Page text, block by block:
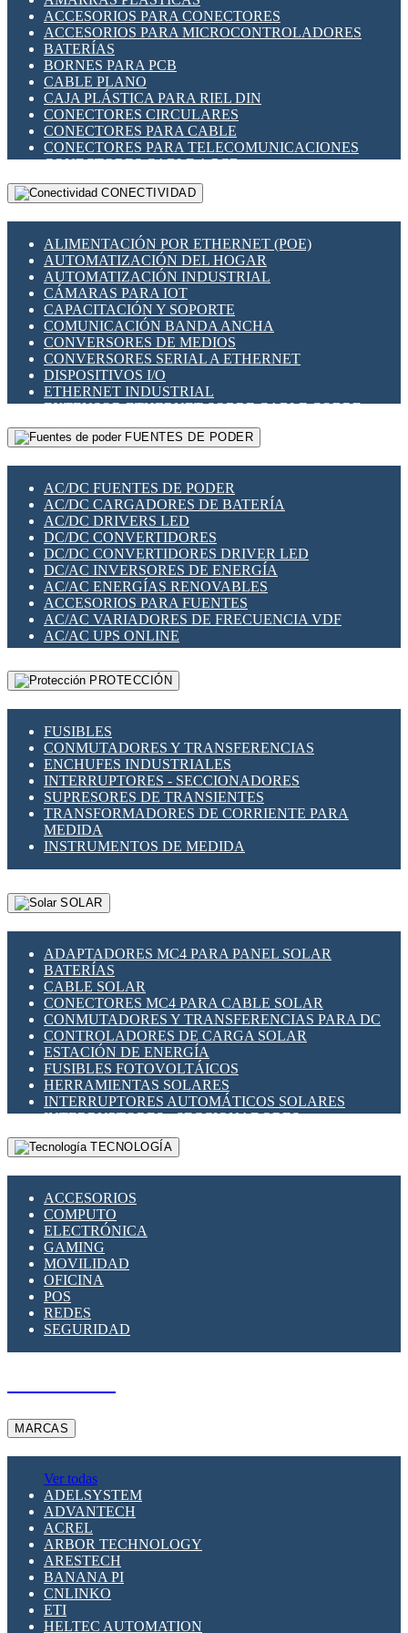
INDICADORES PARA PANEL
INTERFACES DE RELÉ
INTERRUPTORES FIN DE CARRERA
LLAVES CONMUTADORAS
MEDIDORES DE ENERGÍA Y TC'S DE CORRIENTE
MOTORES PASO A PASO
PANTALLAS HMI
PLC -CONTROLADORES LÓGICO PROGRAMABLES
PROGRAMADORES DE HORARIO
RELÉS DE PROTECCIÓN
SENSORES CAPACITIVOS
SENSORES INDUCTIVOS
TEMPORIZADORES
VARIACS
VARIADORES DE FRECUENCIA [VDF]
SECCIONADORES - INTERRUPTORES
MAQUINARIA
ACCESORIOS PARA CONECTORES
ACCESORIOS PARA MICROCONTROLADORES
BATERÍAS
BORNES PARA PCB
CABLE PLANO
CAJA PLÁSTICA PARA RIEL DIN
CONECTORES CIRCULARES
CONECTORES PARA CABLE
CONECTORES PARA TELECOMUNICACIONES
CONECTORES CABLE A PCB
CONECTORES PCB A CABLE
DIP SWITCHES
HERRAMIENTAS VARIAS
ILUMINACIÓN LED
INTERRUPTORES REED
INTERFACES DE RELÉ
OTROS RELÉS
PROTECCIÓN TÉRMICA
RELÉS AUTOMOTRICES
RELÉS DE SEÑAL
RELÉS DE ESTADO SÓLIDO SSR
RELÉS INDUSTRIALES
RELÉS MINIATURA DE POTENCIA
SENSORES MAGNÉTICOS
SWITCH Y MICROSWITCH
TARJETAS PI
UNIÓN Y DERIVACIÓN DE CABLE
CONECTIVIDAD
ALIMENTACIÓN POR ETHERNET (POE)
AUTOMATIZACIÓN DEL HOGAR
AUTOMATIZACIÓN INDUSTRIAL
CÁMARAS PARA IOT
CAPACITACIÓN Y SOPORTE
COMUNICACIÓN BANDA ANCHA
CONVERSORES DE MEDIOS
CONVERSORES SERIAL A ETHERNET
DISPOSITIVOS I/O
ETHERNET INDUSTRIAL
EXTENSOR ETHERNET SOBRE CABLE COBRE
GATEWAY LORAWAN
GESTIÓN DE REDES
PLACAS MODULARES IOT
SWITCHES Y REDES WIFI
SOLUCIONES IOT
SOLUCIONES LORAWAN
SOLUCIONES RED CELULAR
SEGURIDAD PARA REDES
SWITCHES LAN
TELEFONÍA IP (VOIP)
VIGILANCIA IP (CCTV)
MESHTASTIC
FUENTES DE PODER
AC/DC FUENTES DE PODER
AC/DC CARGADORES DE BATERÍA
AC/DC DRIVERS LED
DC/DC CONVERTIDORES
DC/DC CONVERTIDORES DRIVER LED
DC/AC INVERSORES DE ENERGÍA
AC/AC ENERGÍAS RENOVABLES
ACCESORIOS PARA FUENTES
AC/AC VARIADORES DE FRECUENCIA VDF
AC/AC UPS ONLINE
PROTECCIÓN
FUSIBLES
CONMUTADORES Y TRANSFERENCIAS
ENCHUFES INDUSTRIALES
INTERRUPTORES - SECCIONADORES
SUPRESORES DE TRANSIENTES
TRANSFORMADORES DE CORRIENTE PARA
MEDIDA
INSTRUMENTOS DE MEDIDA
SOLAR
ADAPTADORES MC4 PARA PANEL SOLAR
BATERÍAS
CABLE SOLAR
CONECTORES MC4 PARA CABLE SOLAR
CONMUTADORES Y TRANSFERENCIAS PARA DC
CONTROLADORES DE CARGA SOLAR
ESTACIÓN DE ENERGÍA
FUSIBLES FOTOVOLTÁICOS
HERRAMIENTAS SOLARES
INTERRUPTORES AUTOMÁTICOS SOLARES
INTERRUPTORES - SECCIONADORES
FOTOVOLTÁICOS
MONTAJE PANEL SOLAR
SUPRESOR DE TRANSIENTES SPDS PARA
APLICACIONES FOTOVOLTAICAS
TECNOLOGÍA
ACCESORIOS
COMPUTO
ELECTRÓNICA
GAMING
MOVILIDAD
OFICINA
POS
REDES
SEGURIDAD
MARCAS
Ver todas
ADELSYSTEM
ADVANTECH
ACREL
ARBOR TECHNOLOGY
ARESTECH
BANANA PI
CNLINKO
ETI
HELTEC AUTOMATION